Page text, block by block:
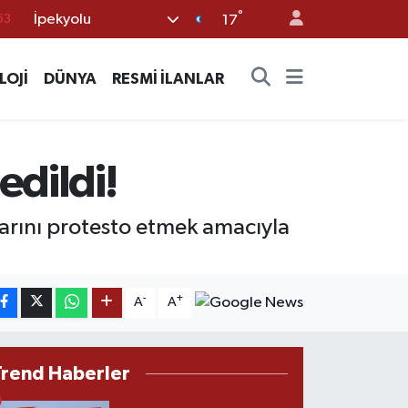
İpekyolu 17°
DÜNYA RESMİ İLANLAR
edildi!
protesto etmek amacıyla
A- A+
Haberler